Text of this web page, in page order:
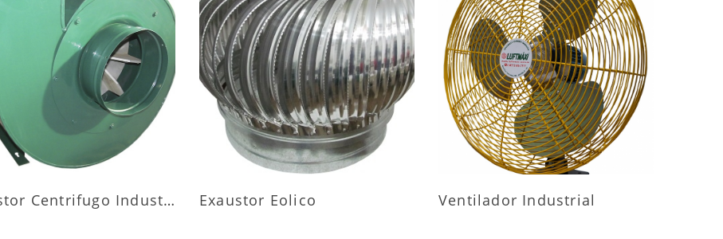
MAIS INFORMAÇÕES
Exaustor Centrifugo Industrial
MAIS INFORMAÇÕES
Exaustor Eolico
MAIS INFORMAÇÕES
Ventilador Industrial